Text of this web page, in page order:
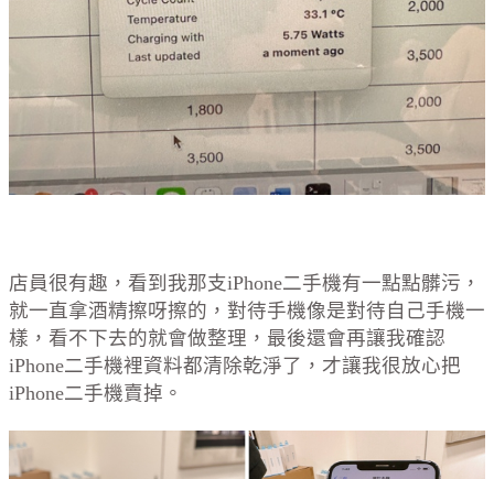
店員很有趣，看到我那支iPhone二手機有一點點髒污，
就一直拿酒精擦呀擦的，對待手機像是對待自己手機一
樣，看不下去的就會做整理，最後還會再讓我確認
iPhone二手機裡資料都清除乾淨了，才讓我很放心把
iPhone二手機賣掉。